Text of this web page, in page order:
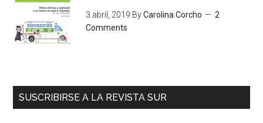
3 abril, 2019 ByCarolina Corcho
2
Comments
SUSCRIBIRSE A LA REVISTA SUR